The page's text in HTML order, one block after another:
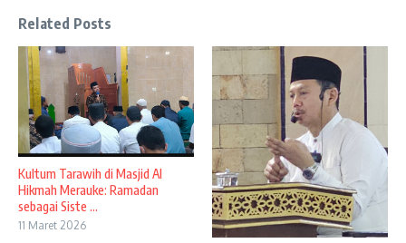
Related Posts
Kultum Tarawih di Masjid Al
Hikmah Merauke: Ramadan
sebagai Siste ...
11 Maret 2026